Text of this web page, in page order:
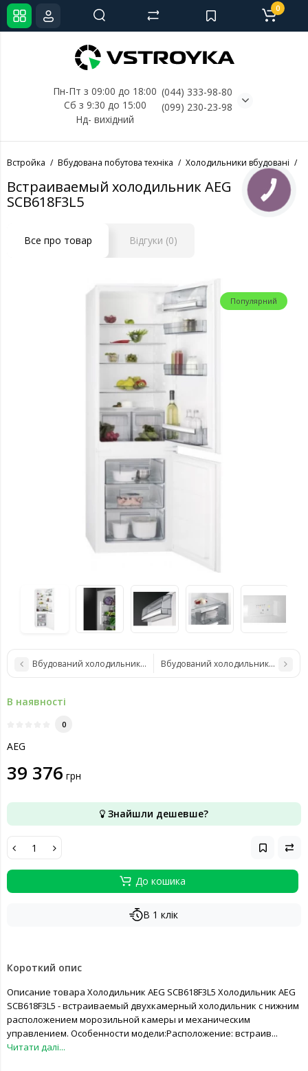
Пн-Пт з 09:00 до 18:00
Сб з 9:30 до 15:00
Нд- вихідний
(044) 333-98-80
(099) 230-23-98
0
Встройка Вбудована побутова техніка Холодильники вбудовані
Встраиваемый холодильник AEG
SCB618F3L5
Все про товар Відгуки (0)
Популярний
Вбудований холодильник AEG SKE818E9ZCВбудований холодильник AEG
В наявності
0
AEG
39 376 грн
Знайшли дешевше?
До кошика
В 1 клік
Короткий опис
Описание товара Холодильник AEG SCB618F3L5 Холодильник AEG
SCB618F3L5 - встраиваемый двухкамерный холодильник с нижним
расположением морозильной камеры и механическим
управлением. Особенности модели:Расположение: встраив...
Читати далі...
КНОПКА
СВЯЗИ